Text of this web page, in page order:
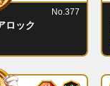
ロック
No.377